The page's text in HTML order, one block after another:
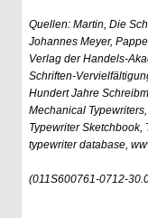
Quellen: Martin, Die
Johannes Meyer,
Verlag der Handels-
Schriften-
Hundert Jahre
Mechanical
Typewriter Sketchbook,
typewriter database,
(011S600761-0712-